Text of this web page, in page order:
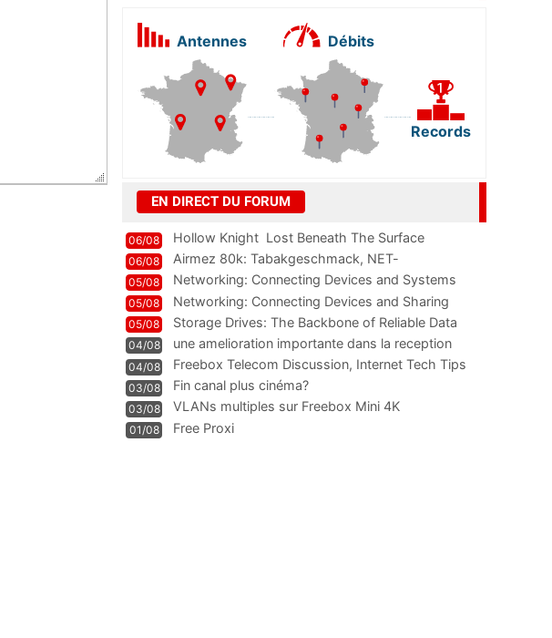
Antennes Débits
Records
EN DIRECT DU FORUM
06/08 Hollow Knight  Lost Beneath The Surface
06/08
Airmez 80k: Tabakgeschmack, NET-
Technologie und Leistung im
05/08 Networking: Connecting Devices and Systems
05/08
Networking: Connecting Devices and Sharing
Information
05/08
Storage Drives: The Backbone of Reliable Data
Management
04/08
une amelioration importante dans la reception
WIFI
04/08
Freebox Telecom Discussion, Internet Tech Tips
Communi
03/08 Fin canal plus cinéma?
03/08 VLANs multiples sur Freebox Mini 4K
01/08 Free Proxi